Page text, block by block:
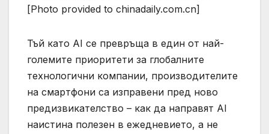
[Photo provided to chinadaily.com.cn]
Тъй като AI се превръща в един от най-
големите приоритети за глобалните
технологични компании, производителите
на смартфони са изправени пред ново
предизвикателство – как да направят AI
наистина полезен в ежедневието, а не